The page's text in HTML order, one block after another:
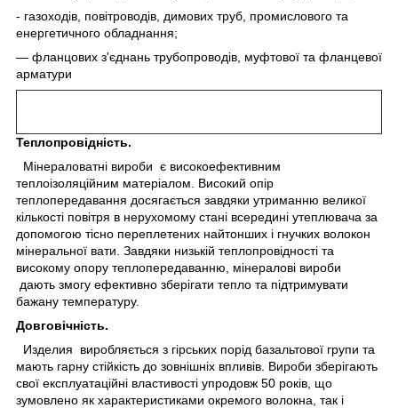
- газоходів, повітроводів, димових труб, промислового та
енергетичного обладнання;
— фланцових з'єднань трубопроводів, муфтової та фланцевої
арматури
Теплопровідність.
Мінераловатні вироби є високоефективним
теплоізоляційним матеріалом. Високий опір
теплопередавання досягається завдяки утриманню великої
кількості повітря в нерухомому стані всередині утеплювача за
допомогою тісно переплетених найтонших і гнучких волокон
мінеральної вати. Завдяки низькій теплопровідності та
високому опору теплопередаванню, мінералові вироби
дають змогу ефективно зберігати тепло та підтримувати
бажану температуру.
Довговічність.
Изделия
виробляється з гірських порід базальтової групи та
мають гарну стійкість до зовнішніх впливів. Вироби зберігають
свої експлуатаційні властивості упродовж 50 років, що
зумовлено як характеристиками окремого волокна, так і